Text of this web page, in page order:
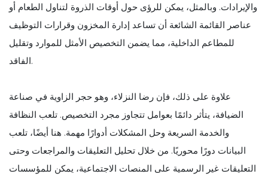
والإيرادات. وبالمثل، يمكن للرؤى حول أوقات الذروة لتناول الطعام أو
عناصر القائمة الشائعة أن تساعد إدارة المخزون وقرارات التوظيف
للمطاعم الداخلية، مما يضمن التخصيص الأمثل للموارد وتقليل
الفاقد.
علاوة على ذلك، فإن رضا النزلاء، وهو حجر الزاوية في صناعة
الضيافة، يتأثر دائمًا بعوامل تتجاوز مجرد التخصيص. تلعب النظافة
والخدمة السريعة وحل المشكلات أدوارًا مهمة. هنا أيضًا، تلعب
البيانات دورًا محوريًا. من خلال تحليل التعليقات والمراجعات وحتى
التعليقات غير الرسمية على المنصات الاجتماعية، يمكن للمؤسسات